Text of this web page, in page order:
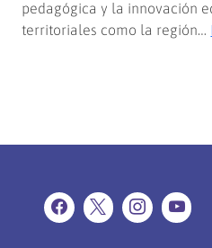
pedagógica y la innovación
territoriales como la región…